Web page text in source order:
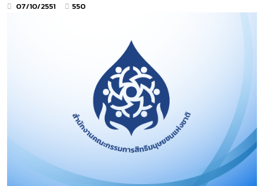
07/10/2551 550